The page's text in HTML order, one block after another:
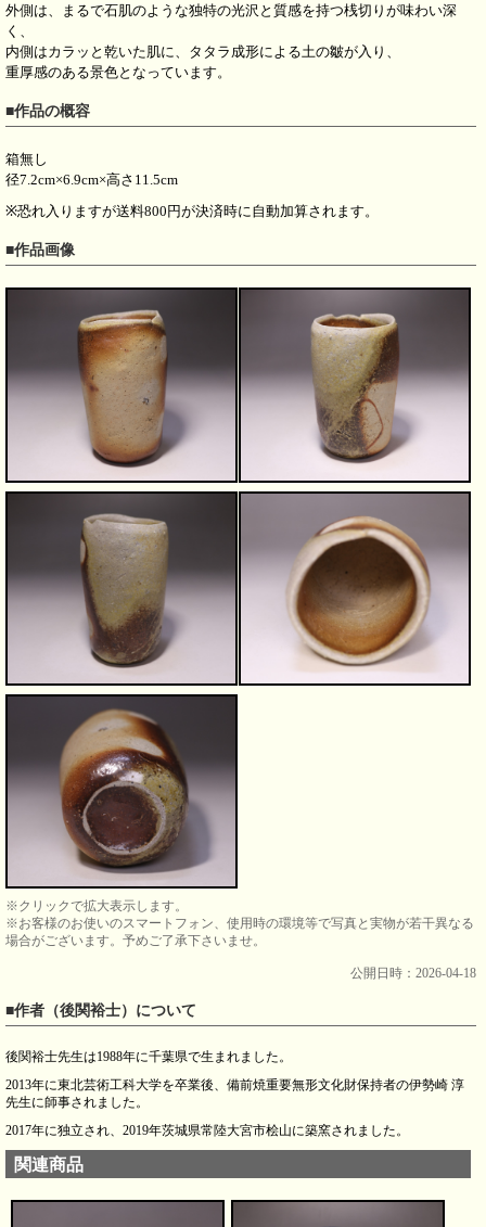
外側は、まるで石肌のような独特の光沢と質感を持つ桟切りが味わい深
く、
内側はカラッと乾いた肌に、タタラ成形による土の皺が入り、
重厚感のある景色となっています。
■作品の概容
箱無し
径7.2cm×6.9cm×高さ11.5cm
※恐れ入りますが送料800円が決済時に自動加算されます。
■作品画像
※クリックで拡大表示します。
※お客様のお使いのスマートフォン、使用時の環境等で写真と実物が若干異なる
場合がございます。予めご了承下さいませ。
公開日時：2026-04-18
■作者（後関裕士）について
後関裕士先生は1988年に千葉県で生まれました。
2013年に東北芸術工科大学を卒業後、備前焼重要無形文化財保持者の伊勢崎 淳
先生に師事されました。
2017年に独立され、2019年茨城県常陸大宮市桧山に築窯されました。
関連商品